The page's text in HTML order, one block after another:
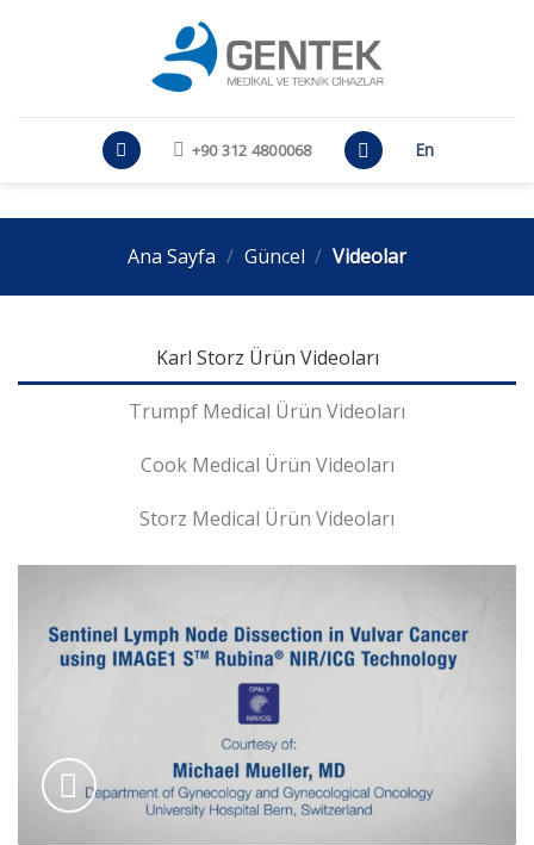
+90 312 4800068 En
Ana Sayfa / Güncel / Videolar
Karl Storz Ürün Videoları
Trumpf Medical Ürün Videoları
Cook Medical Ürün Videoları
Storz Medical Ürün Videoları